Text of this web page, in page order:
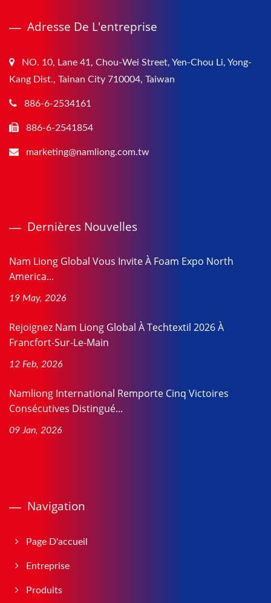
Adresse De L'entreprise
NO. 10, Lane 41, Chou-Wei Street, Yen-Chou Li, Yong-
Kang Dist., Tainan City 710004, Taiwan
886-6-2534161
886-6-2541854
marketing@namliong.com.tw
Dernières Nouvelles
Nam Liong Global Vous Invite À Foam Expo North
America...
19 May, 2026
Rejoignez Nam Liong Global À Techtextil 2026 À
Francfort-Sur-Le-Main
12 Feb, 2026
Namliong International Remporte Cinq Victoires
Consécutives Distingué...
09 Jan, 2026
Navigation
Page D'accueil
Entreprise
Produits